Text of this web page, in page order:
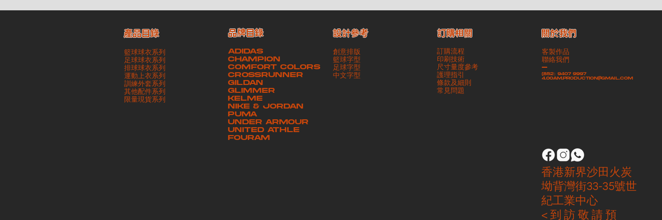
產品目錄
籃球球衣系列
足球球衣系列
排球球衣系列
運動上衣系列
訓練外套系列
其他配件系列
​限量現貨系列
ADIDAS
CHAMPION
COMFORT COLORS
CROSSRUNNER
GILDAN
GLIMMER
KELME
NIKE & JORDAN
PUMA
UNDER ARMOUR
UNITED ATHLE
FOURAM
品牌目錄
創意排版
籃球字型
足球字型
​中文字型
設計參考
訂購流程
印刷技術
尺寸量度參考
護理指引
條款及細則
​常見問題
訂購相關
客製作品
聯絡我們
-
(852）9407 9997
4.00am.production@gmail.com
​關於我們
香港新界沙田火炭
坳背灣街33-35號世
紀工業中心
< 到 訪 敬 請 預